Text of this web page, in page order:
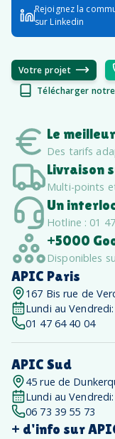
Rejoignez la
sur Linkedin
Votre projet
Télécharger
Le
Des tarifs
Livraison
Multi-points
Un
Hotline : 01
+5000
Disponibles
APIC Paris
167 Bis rue de
Lundi au
01 47 64 40 04
APIC Sud
45 rue de
Lundi au
06 73 39 55 73
+ d'info sur